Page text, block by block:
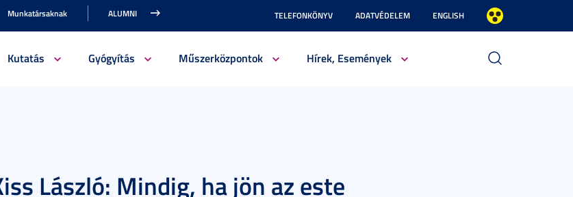
Munkatársaknak ALUMNI TELEFONKÖNYV ADATVÉDELEM ENGLISH
Kutatás Gyógyítás Műszerközpontok Hírek, Események
László: Mindig, ha jön az este